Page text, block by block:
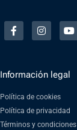
Información legal
Política de cookies
Política de privacidad
Términos y condiciones